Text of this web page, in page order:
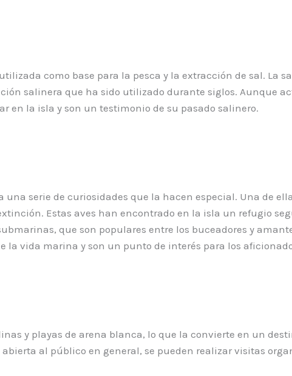
como base para la pesca y la extracción de sal. La
salinera que ha sido utilizado durante siglos. Aunque
en la isla y son un testimonio de su pasado salinero.
serie de curiosidades que la hacen especial. Una de
Estas aves han encontrado en la isla un refugio
que son populares entre los buceadores y
la vida marina y son un punto de interés para los
y playas de arena blanca, lo que la convierte en un
al público en general, se pueden realizar visitas